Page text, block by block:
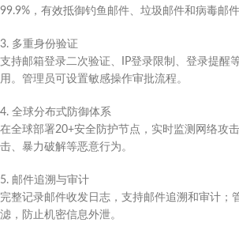
99.9%，有效抵御钓鱼邮件、垃圾邮件和病毒邮件
3. 多重身份验证
支持邮箱登录二次验证、IP登录限制、登录提醒
用。管理员可设置敏感操作审批流程。
4. 全球分布式防御体系
在全球部署20+安全防护节点，实时监测网络攻
击、暴力破解等恶意行为。
5. 邮件追溯与审计
完整记录邮件收发日志，支持邮件追溯和审计；
滤，防止机密信息外泄。